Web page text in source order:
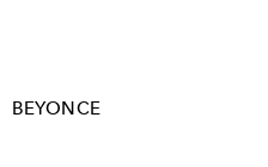
BEYONCE